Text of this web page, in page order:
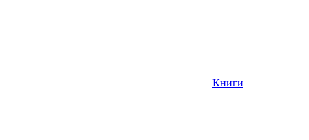
Книги